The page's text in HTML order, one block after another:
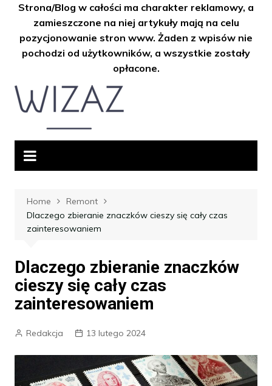
Strona/Blog w całości ma charakter reklamowy, a
zamieszczone na niej artykuły mają na celu
pozycjonowanie stron www. Żaden z wpisów nie
pochodzi od użytkowników, a wszystkie zostały
opłacone.
Skip
content
Home
Remont
Dlaczego zbieranie znaczków cieszy się cały czas
zainteresowaniem
Dlaczego zbieranie znaczków
cieszy się cały czas
zainteresowaniem
Redakcja 13 lutego 2024